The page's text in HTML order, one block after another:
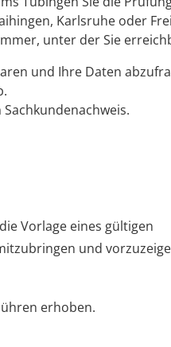
Karlsruhe oder
unter der Sie
und Ihre Daten
Vorlage eines gültigen
und
erhoben.